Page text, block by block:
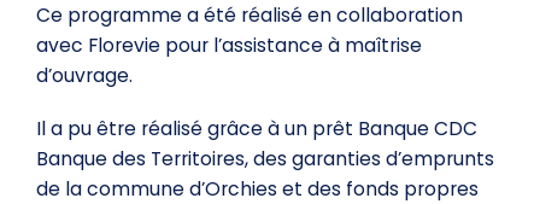
Ce programme a été réalisé en collaboration
avec Florevie pour l’assistance à maîtrise
d’ouvrage.
Il a pu être réalisé grâce à un prêt Banque CDC
Banque des Territoires, des garanties d’emprunts
de la commune d’Orchies et des fonds propres